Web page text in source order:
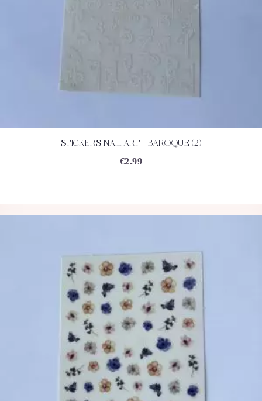
ACHETEZ DÉTAILS
STICKERS NAIL ART – BAROQUE (2)
€2.99